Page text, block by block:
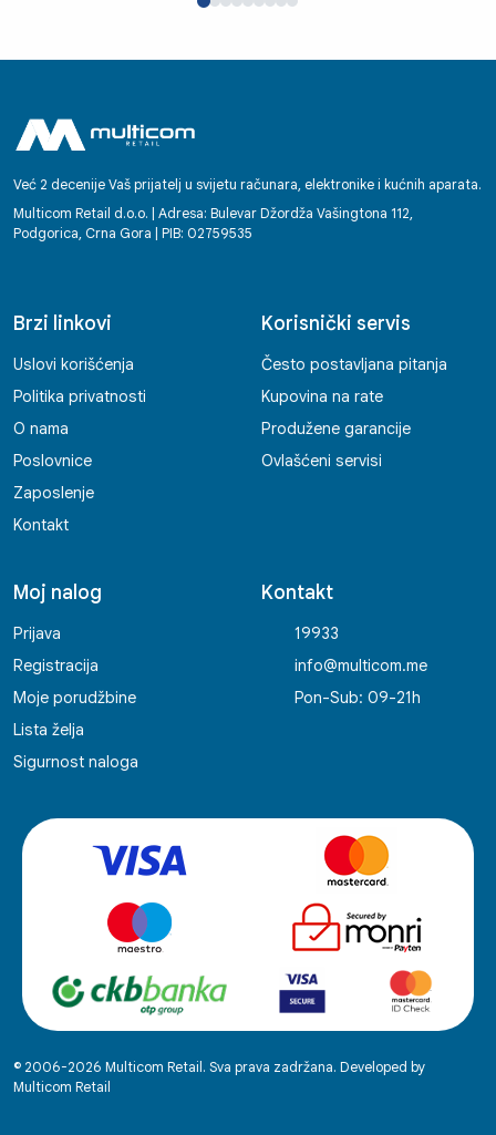
Već 2 decenije Vaš prijatelj u svijetu računara, elektronike i kućnih aparata.
Multicom Retail d.o.o. | Adresa: Bulevar Džordža Vašingtona 112,
Podgorica, Crna Gora | PIB: 02759535
Brzi linkovi
Uslovi korišćenja
Politika privatnosti
O nama
Poslovnice
Zaposlenje
Kontakt
Korisnički servis
Često postavljana pitanja
Kupovina na rate
Produžene garancije
Ovlašćeni servisi
Moj nalog
Prijava
Registracija
Moje porudžbine
Lista želja
Sigurnost naloga
Kontakt
19933
info@multicom.me
Pon-Sub: 09-21h
© 2006-2026 Multicom Retail. Sva prava zadržana. Developed by
Multicom Retail